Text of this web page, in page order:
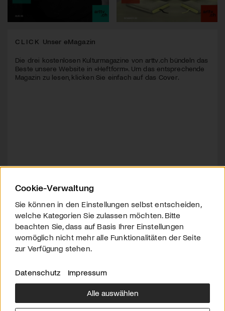
CLICK Unser eMagazin
Die drei kostenlosen Kulturmagazine von arttv.ch bündeln das
Beste unsere Website in «Heftform». Um das entsprechende
Magazin zu lesen, klicken Sie einfach auf das Cover.
Über uns Downloads Impressum
Cookie-Verwaltung
Sie können in den Einstellungen selbst entscheiden,
welche Kategorien Sie zulassen möchten. Bitte
beachten Sie, dass auf Basis Ihrer Einstellungen
womöglich nicht mehr alle Funktionalitäten der Seite
zur Verfügung stehen.
Datenschutz Impressum
Alle auswählen